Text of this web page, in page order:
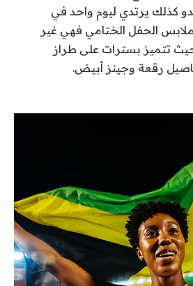
كذلك يرتدي ليوم واحد في
ملابس الحفل الختامي فهي غير
تتميز بسترات على طراز
رقعة وجينز أبيض.